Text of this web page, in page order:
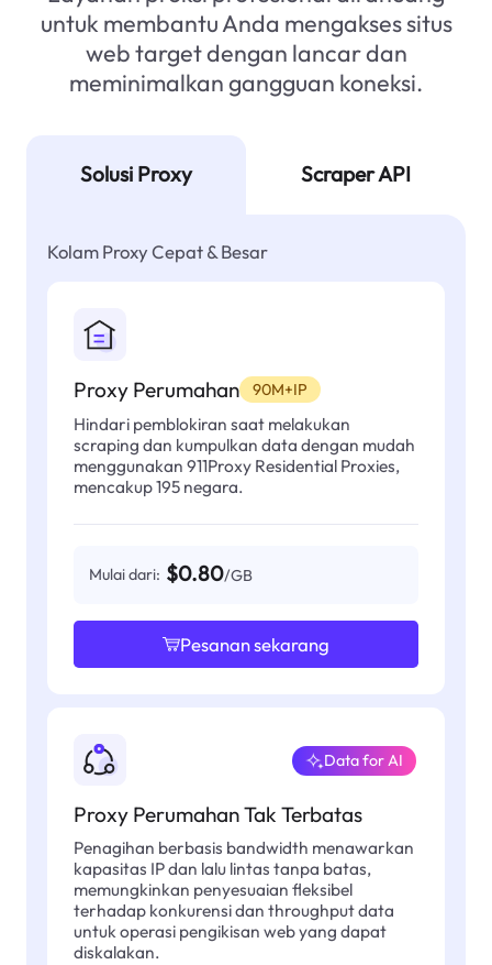
untuk membantu Anda mengakses situs
web target dengan lancar dan
meminimalkan gangguan koneksi.
Solusi Proxy Scraper API
Kolam Proxy Cepat & Besar
Proxy Perumahan 90M+IP
Hindari pemblokiran saat melakukan
scraping dan kumpulkan data dengan mudah
menggunakan 911Proxy Residential Proxies,
mencakup 195 negara.
Mulai dari: $0.80/GB
Pesanan sekarang
Proxy Perumahan Tak Terbatas
Data for AI
Penagihan berbasis bandwidth menawarkan
kapasitas IP dan lalu lintas tanpa batas,
memungkinkan penyesuaian fleksibel
terhadap konkurensi dan throughput data
untuk operasi pengikisan web yang dapat
diskalakan.